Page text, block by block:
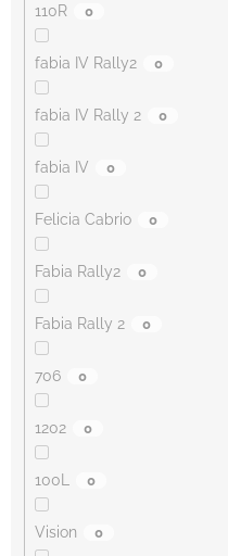
110R 0
fabia IV Rally2 0
fabia IV Rally 2 0
fabia IV 0
Felicia Cabrio 0
Fabia Rally2 0
Fabia Rally 2 0
706 0
1202 0
100L 0
Vision 0